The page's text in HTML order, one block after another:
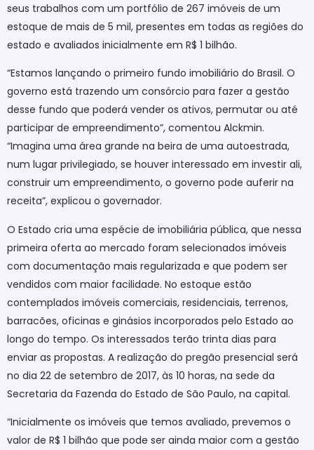
seus trabalhos com um portfólio de 267 imóveis de um
estoque de mais de 5 mil, presentes em todas as regiões do
estado e avaliados inicialmente em R$ 1 bilhão.
“Estamos lançando o primeiro fundo imobiliário do Brasil. O
governo está trazendo um consórcio para fazer a gestão
desse fundo que poderá vender os ativos, permutar ou até
participar de empreendimento”, comentou Alckmin.
“Imagina uma área grande na beira de uma autoestrada,
num lugar privilegiado, se houver interessado em investir ali,
construir um empreendimento, o governo pode auferir na
receita”, explicou o governador.
O Estado cria uma espécie de imobiliária pública, que nessa
primeira oferta ao mercado foram selecionados imóveis
com documentação mais regularizada e que podem ser
vendidos com maior facilidade. No estoque estão
contemplados imóveis comerciais, residenciais, terrenos,
barracões, oficinas e ginásios incorporados pelo Estado ao
longo do tempo. Os interessados terão trinta dias para
enviar as propostas. A realização do pregão presencial será
no dia 22 de setembro de 2017, às 10 horas, na sede da
Secretaria da Fazenda do Estado de São Paulo, na capital.
“Inicialmente os imóveis que temos avaliado, prevemos o
valor de R$ 1 bilhão que pode ser ainda maior com a gestão